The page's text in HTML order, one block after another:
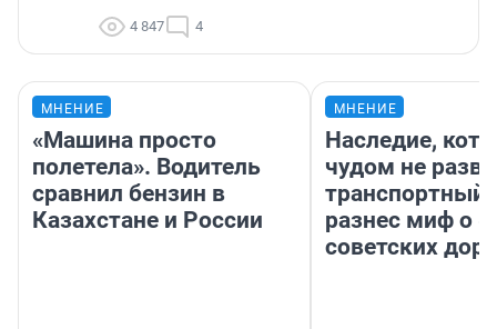
4 847 4
МНЕНИЕ
«Машина просто
полетела». Водитель
сравнил бензин в
Казахстане и России
МНЕНИЕ
Наследие,
чудом не
транспортный
разнес миф о
советских